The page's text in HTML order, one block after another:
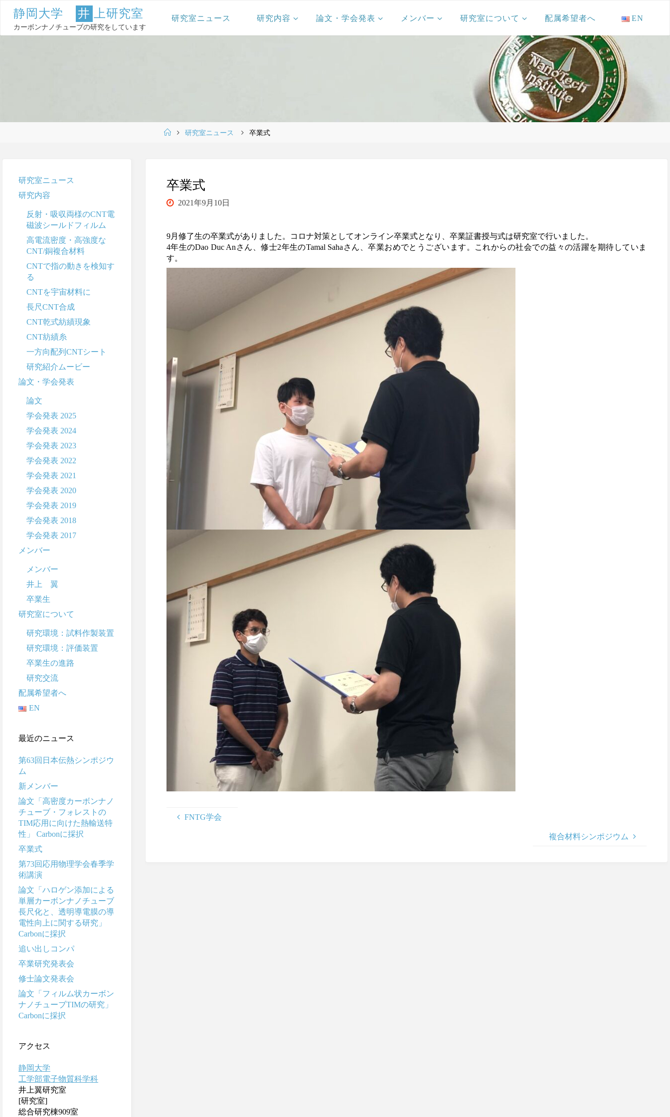
ン
静岡 大学 井 上研究室
カーボンナノチューブの研究をしています
研究室ニュース 研究内容 論文・学会発表 メンバー 研究室について 配属希望者へ EN
ホ
研究室ニュース 卒業式
卒業式
2021年9月10日
9月修了生の卒業式がありました。コロナ対策としてオンライン卒業式となり、卒業証書授与式は研究室で行いました。
4年生のDao Duc Anさん、修士2年生のTamal Sahaさん、卒業おめでとうございます。これからの社会での益々の活躍を期待していま
す。
FNTG学会
複合材料シンポジウム
研究室ニュース
研究内容
反射・吸収両様のCNT電
磁波シールドフィルム
高電流密度・高強度な
CNT/銅複合材料
CNTで指の動きを検知す
る
CNTを宇宙材料に
長尺CNT合成
CNT乾式紡績現象
CNT紡績糸
一方向配列CNTシート
研究紹介ムービー
論文・学会発表
論文
学会発表 2025
学会発表 2024
学会発表 2023
学会発表 2022
学会発表 2021
学会発表 2020
学会発表 2019
学会発表 2018
学会発表 2017
メンバー
メンバー
井上 翼
卒業生
研究室について
研究環境：試料作製装置
研究環境：評価装置
卒業生の進路
研究交流
配属希望者へ
EN
最近のニュース
第63回日本伝熱シンポジウ
ム
新メンバー
論文「高密度カーボンナノ
チューブ・フォレストの
TIM応用に向けた熱輸送特
性」 Carbonに採択
卒業式
第73回応用物理学会春季学
術講演
論文「ハロゲン添加による
単層カーボンナノチューブ
長尺化と、透明導電膜の導
電性向上に関する研究」
Carbonに採択
追い出しコンパ
卒業研究発表会
修士論文発表会
論文「フィルム状カーボン
ナノチューブTIMの研究」
Carbonに採択
アクセス
静岡大学
工学部電子物質科学科
井上翼研究室
[研究室]
総合研究棟909室